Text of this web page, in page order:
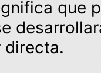
que
directa.